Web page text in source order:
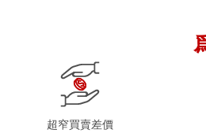
超窄買賣差價